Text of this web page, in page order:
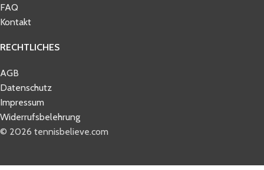
FAQ
Kontakt
RECHTLICHES
AGB
Datenschutz
Impressum
Widerrufsbelehrung
© 2026 tennisbelieve.com